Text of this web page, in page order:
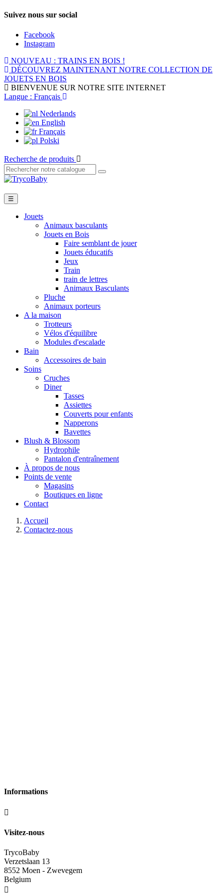
Suivez nous sur social
Facebook
Instagram
NOUVEAU : TRAINS EN BOIS !
DÉCOUVREZ MAINTENANT NOTRE COLLECTION DE
JOUETS EN BOIS
BIENVENUE SUR NOTRE SITE INTERNET
Langue : Français
Nederlands
English
Français
Polski
Recherche de produits 
Basculer
la
navigation
☰
Jouets
Animaux basculants
Jouets en Bois
Faire semblant de jouer
Jouets éducatifs
Jeux
Train
train de lettres
Animaux Basculants
Pluche
Animaux porteurs
A la maison
Trotteurs
Vélos d'équilibre
Modules d'escalade
Bain
Accessoires de bain
Soins
Cruches
Diner
Tasses
Assiettes
Couverts pour enfants
Napperons
Bavettes
Blush & Blossom
Hydrophile
Pantalon d'entraînement
À propos de nous
Points de vente
Magasins
Boutiques en ligne
Contact
Accueil
Contactez-nous
Informations

Visitez-nous
TrycoBaby
Verzetslaan 13
8552 Moen - Zwevegem
Belgium
